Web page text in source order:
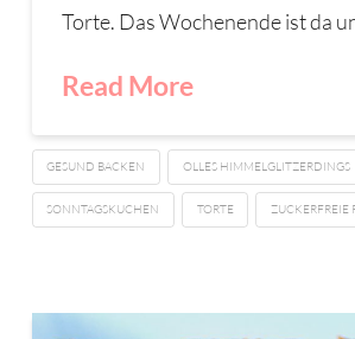
Torte. Das Wochenende ist da
Read More
GESUND BACKEN OLLES HIMMELGLITZERDINGS
SONNTAGSKUCHEN TORTE ZUCKERFREIE